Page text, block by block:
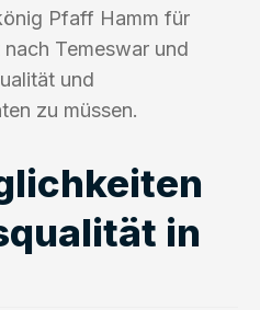
Pfaff Hamm für
Temeswar und
und
zu müssen.
in